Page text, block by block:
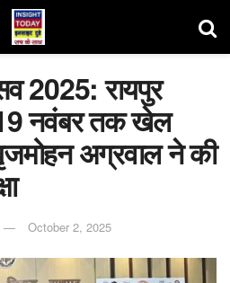
2025: रायपुर
नवंबर तक खेल
अग्रवाल ने की
October 2, 2025